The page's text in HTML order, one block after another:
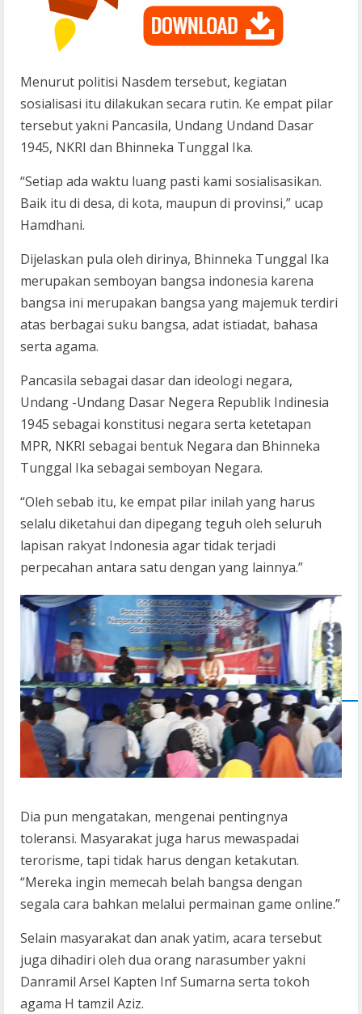
Menurut politisi Nasdem tersebut, kegiatan
sosialisasi itu dilakukan secara rutin. Ke empat pilar
tersebut yakni Pancasila, Undang Undand Dasar
1945, NKRI dan Bhinneka Tunggal Ika.
“Setiap ada waktu luang pasti kami sosialisasikan.
Baik itu di desa, di kota, maupun di provinsi,” ucap
Hamdhani.
Dijelaskan pula oleh dirinya, Bhinneka Tunggal Ika
merupakan semboyan bangsa indonesia karena
bangsa ini merupakan bangsa yang majemuk terdiri
atas berbagai suku bangsa, adat istiadat, bahasa
serta agama.
Pancasila sebagai dasar dan ideologi negara,
Undang -Undang Dasar Negera Republik Indinesia
1945 sebagai konstitusi negara serta ketetapan
MPR, NKRI sebagai bentuk Negara dan Bhinneka
Tunggal Ika sebagai semboyan Negara.
“Oleh sebab itu, ke empat pilar inilah yang harus
selalu diketahui dan dipegang teguh oleh seluruh
lapisan rakyat Indonesia agar tidak terjadi
perpecahan antara satu dengan yang lainnya.”
Dia pun mengatakan, mengenai pentingnya
toleransi. Masyarakat juga harus mewaspadai
terorisme, tapi tidak harus dengan ketakutan.
“Mereka ingin memecah belah bangsa dengan
segala cara bahkan melalui permainan game online.”
Selain masyarakat dan anak yatim, acara tersebut
juga dihadiri oleh dua orang narasumber yakni
Danramil Arsel Kapten Inf Sumarna serta tokoh
agama H tamzil Aziz.